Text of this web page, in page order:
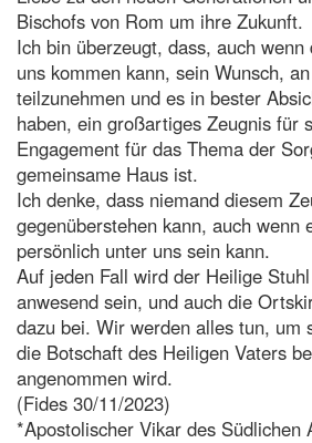
Bischofs von Rom um ihre Zukunft.
Ich bin überzeugt, dass, auch wenn
uns kommen kann, sein Wunsch,
teilzunehmen und es in bester
haben, ein großartiges Zeugnis für
Engagement für das Thema der
gemeinsame Haus ist.
Ich denke, dass niemand diesem
gegenüberstehen kann, auch wenn
persönlich unter uns sein kann.
Auf jeden Fall wird der Heilige
anwesend sein, und auch die
dazu bei. Wir werden alles tun, um
die Botschaft des Heiligen Vaters
angenommen wird.
(Fides 30/11/2023)
*Apostolischer Vikar des Südlichen